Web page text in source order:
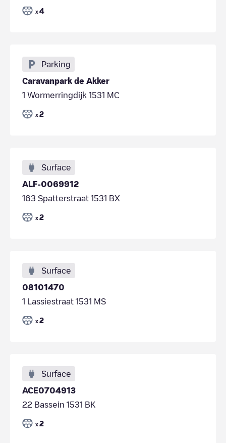
x 4
Parking
Caravanpark de Akker
1 Wormerringdijk 1531 MC
x 2
Surface
ALF-0069912
163 Spatterstraat 1531 BX
x 2
Surface
08101470
1 Lassiestraat 1531 MS
x 2
Surface
ACE0704913
22 Bassein 1531 BK
x 2